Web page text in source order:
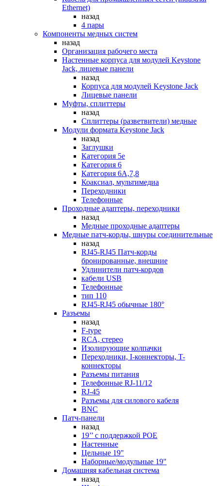
Ethernet)
назад
4 пары
Компоненты медных систем
назад
Организация рабочего места
Настенные корпуса для модулей Keystone
Jack, лицевые панели
назад
Корпуса для модулей Keystone Jack
Лицевые панели
Муфты, сплиттеры
назад
Сплиттеры (разветвители) медные
Модули формата Keystone Jack
назад
Заглушки
Категория 5е
Категория 6
Категория 6А,7,8
Коаксиал, мультимедиа
Переходники
Телефонные
Проходные адаптеры, переходники
назад
Медные проходные адаптеры
Медные патч-корды, шнуры соединительные
назад
RJ45-RJ45 Патч-корды
бронированные, внешние
Удлинители патч-кордов
кабели USB
Телефонные
тип 110
RJ45-RJ45 обычные 180°
Разъемы
назад
F-type
RCA, стерео
Изолирующие колпачки
Переходники, I-коннекторы, T-
коннекторы
Разъемы питания
Телефонные RJ-11/12
RJ-45
Разъемы для силового кабеля
BNC
Патч-панели
назад
19’’ с поддержкой POE
Настенные
Цельные 19"
Наборные/модульные 19"
Домашняя кабельная система
назад